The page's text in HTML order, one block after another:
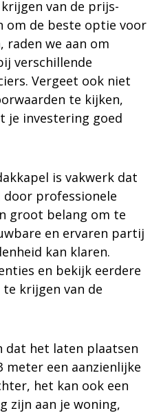
van de prijs-
om de beste optie voor
raden we aan om
verschillende
Vergeet ook niet
te kijken,
je investering goed
is vakwerk dat
professionele
groot belang om te
en ervaren partij
kan klaren.
en bekijk eerdere
krijgen van de
dat het laten plaatsen
meter een aanzienlijke
het kan ook een
zijn aan je woning,